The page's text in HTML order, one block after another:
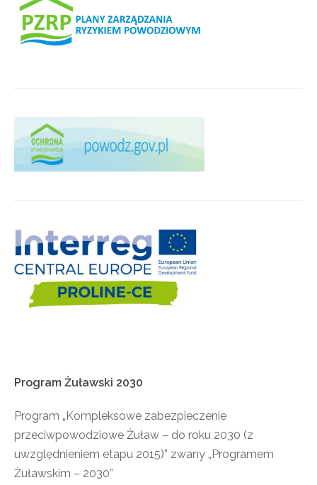
Program Żuławski 2030
Program „Kompleksowe zabezpieczenie
przeciwpowodziowe Żuław – do roku 2030 (z
uwzględnieniem etapu 2015)” zwany „Programem
Żuławskim – 2030”